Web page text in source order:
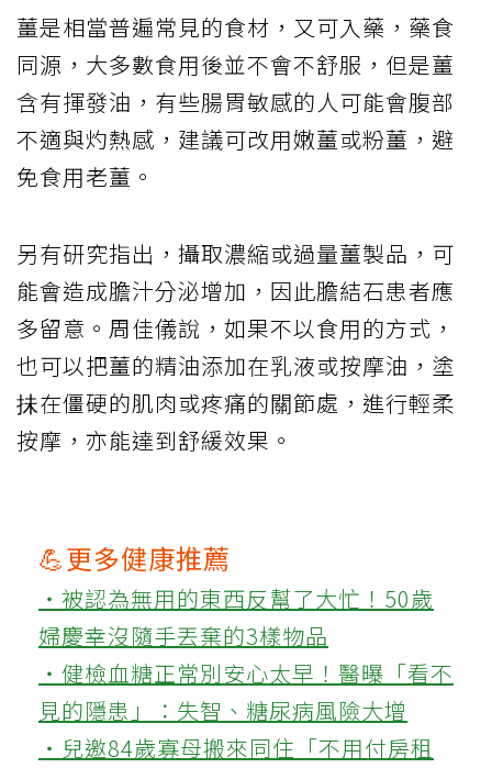
薑是相當普遍常見的食材，又可入藥，藥食
同源，大多數食用後並不會不舒服，但是薑
含有揮發油，有些腸胃敏感的人可能會腹部
不適與灼熱感，建議可改用嫩薑或粉薑，避
免食用老薑。
另有研究指出，攝取濃縮或過量薑製品，可
能會造成膽汁分泌增加，因此膽結石患者應
多留意。周佳儀說，如果不以食用的方式，
也可以把薑的精油添加在乳液或按摩油，塗
抺在僵硬的肌肉或疼痛的關節處，進行輕柔
按摩，亦能達到舒緩效果。
💪更多健康推薦
‧被認為無用的東西反幫了大忙！50歲
婦慶幸沒隨手丟棄的3樣物品
‧健檢血糖正常別安心太早！醫曝「看不
見的隱患」：失智、糖尿病風險大增
‧兒邀84歲寡母搬來同住「不用付房租